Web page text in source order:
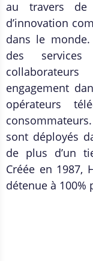
au travers de
d’innovation
dans le
des
engagement
opérateurs
sont déployés
de plus d’un
Créée en 1987,
détenue à 100%